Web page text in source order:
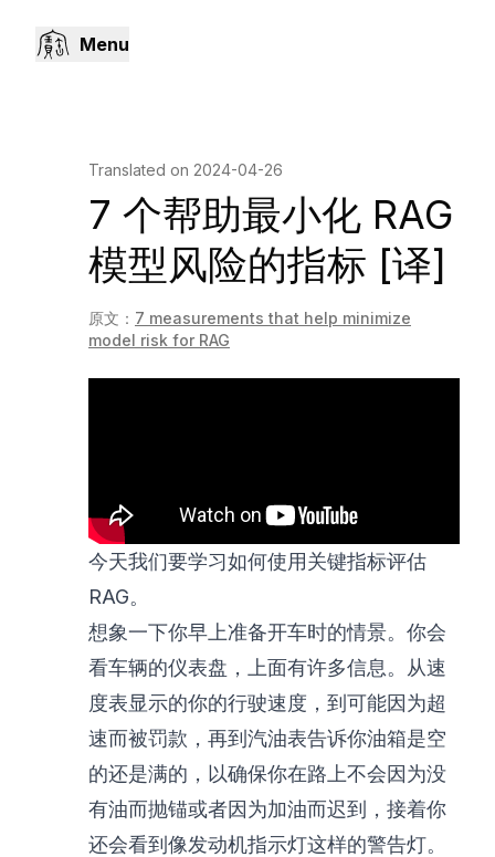
Menu
Translated on 2024-04-26
7 个帮助最小化 RAG
模型风险的指标 [译]
原文： 7 measurements that help minimize
model risk for RAG
今天我们要学习如何使用关键指标评估
RAG。
想象一下你早上准备开车时的情景。你会
看车辆的仪表盘，上面有许多信息。从速
度表显示的你的行驶速度，到可能因为超
速而被罚款，再到汽油表告诉你油箱是空
的还是满的，以确保你在路上不会因为没
有油而抛锚或者因为加油而迟到，接着你
还会看到像发动机指示灯这样的警告灯。